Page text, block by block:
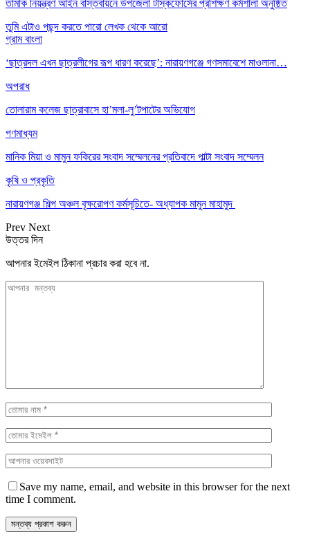
তামাক নিয়ন্ত্রণ আইন বাস্তবায়নে উপজেলা টাস্কফোর্সের প্রশিক্ষণ কর্মশালা অনুষ্ঠিত
তুমি এটাও পছন্দ করতে পারো লেখক থেকে আরো
গ্রাম বাংলা
‘ছাত্রদল এখন ছাত্রলীগের রূপ ধারণ করেছে’: নারায়ণগঞ্জে গণসমাবেশে মাওলানা…
অপরাধ
তোলারাম কলেজ ছাত্রাবাসে হা’মলা-লু’টপাটের অভিযোগ
গণমাধ্যম
মানিক মিয়া ও মামুন ফকিরের সংবাদ সম্মেলনের প্রতিবাদে পাল্টা সংবাদ সম্মেলন
কৃষি ও প্রকৃতি
নারায়ণগঞ্জ শিল্প অঞ্চল বৃক্ষরোপণ কর্মসূচিতে- অধ্যাপক মামুন মাহামুদ
Prev Next
উত্তর দিন
আপনার ইমেইল ঠিকানা প্রচার করা হবে না.
Save my name, email, and website in this browser for the next
time I comment.